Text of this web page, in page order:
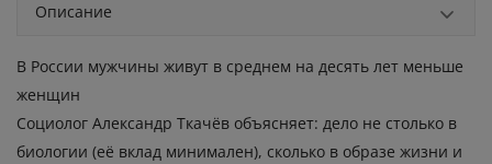
Описание
В России мужчины живут в среднем на десять лет меньше
женщин
Социолог Александр Ткачёв объясняет: дело не столько в
биологии (её вклад минимален), сколько в образе жизни и